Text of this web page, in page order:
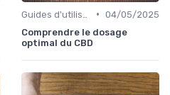
• 04/05/2025
Comprendre le dosage
optimal du CBD